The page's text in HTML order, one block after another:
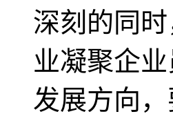
深刻的同
业凝聚企
发展方向